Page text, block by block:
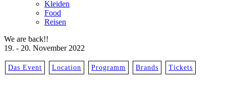
Kleiden
Food
Reisen
We are back!!
19. - 20. November 2022
Das Event Location Programm Brands Tickets